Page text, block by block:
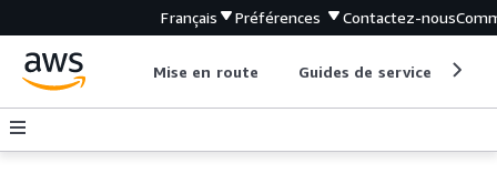
Français Préférences Contactez-nous
Mise en route Guides de service